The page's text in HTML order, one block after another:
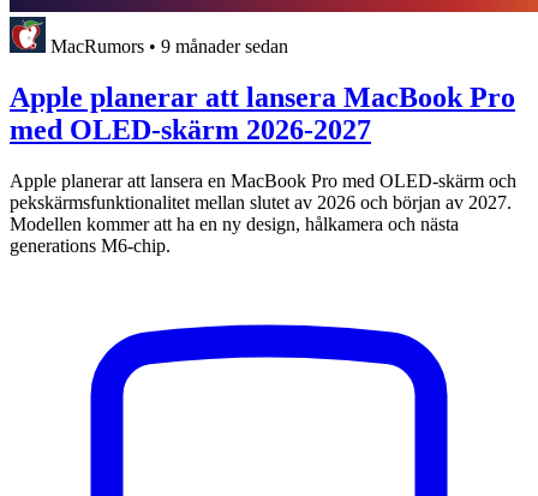
MacRumors • 9 månader sedan
Apple planerar att lansera MacBook Pro
med OLED-skärm 2026-2027
Apple planerar att lansera en MacBook Pro med OLED-skärm och
pekskärmsfunktionalitet mellan slutet av 2026 och början av 2027.
Modellen kommer att ha en ny design, hålkamera och nästa
generations M6-chip.